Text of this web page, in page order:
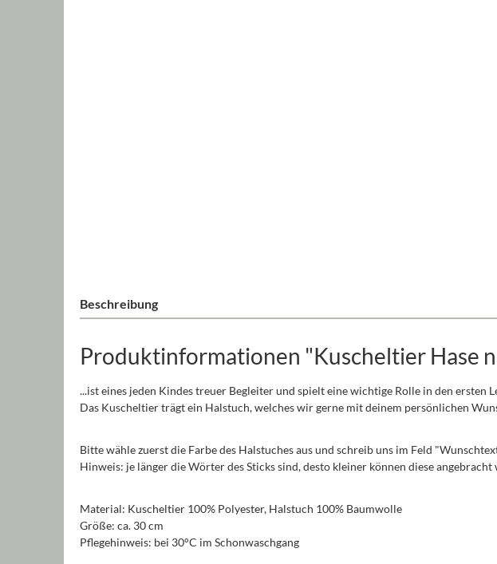
Beschreibung
Produktinformationen "Kuscheltier Hase
...ist eines jeden Kindes treuer Begleiter und spielt eine wichtige Rolle in den ersten
Das Kuscheltier trägt ein Halstuch, welches wir gerne mit deinem persönlichen
Bitte wähle zuerst die Farbe des Halstuches aus und schreib uns im Feld
Hinweis: je länger die Wörter des Sticks sind, desto kleiner können diese angebracht
Material: Kuscheltier 100% Polyester, Halstuch 100% Baumwolle
Größe: ca. 30 cm
Pflegehinweis: bei 30°C im Schonwaschgang